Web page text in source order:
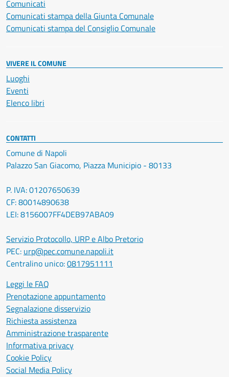
Comunicati
Comunicati stampa della Giunta Comunale
Comunicati stampa del Consiglio Comunale
VIVERE IL COMUNE
Luoghi
Eventi
Elenco libri
CONTATTI
Comune di Napoli
Palazzo San Giacomo, Piazza Municipio - 80133
P. IVA: 01207650639
CF: 80014890638
LEI: 8156007FF4DEB97ABA09
Servizio Protocollo, URP e Albo Pretorio
PEC: urp@pec.comune.napoli.it
Centralino unico:0817951111
Leggi le FAQ
Prenotazione appuntamento
Segnalazione disservizio
Richiesta assistenza
Amministrazione trasparente
Informativa privacy
Cookie Policy
Social Media Policy